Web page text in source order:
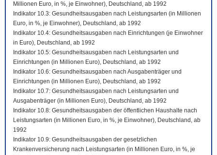
Millionen Euro, in %, je Einwohner), Deutschland, ab 1992
Indikator 10.3: Gesundheitsausgaben nach Leistungsarten (in Millionen
Euro, in %, je Einwohner), Deutschland, ab 1992
Indikator 10.4: Gesundheitsausgaben nach Einrichtungen (je Einwohner
in Euro), Deutschland, ab 1992
Indikator 10.5: Gesundheitsausgaben nach Leistungsarten und
Einrichtungen (in Millionen Euro), Deutschland, ab 1992
Indikator 10.6: Gesundheitsausgaben nach Ausgabenträger und
Einrichtungen (in Millionen Euro), Deutschland, ab 1992
Indikator 10.7: Gesundheitsausgaben nach Leistungsarten und
Ausgabenträger (in Millionen Euro), Deutschland, ab 1992
Indikator 10.8: Gesundheitsausgaben der öffentlichen Haushalte nach
Leistungsarten (in Millionen Euro, in %, je Einwohner), Deutschland, ab
1992
Indikator 10.9: Gesundheitsausgaben der gesetzlichen
Krankenversicherung nach Leistungsarten (in Millionen Euro, in %, je